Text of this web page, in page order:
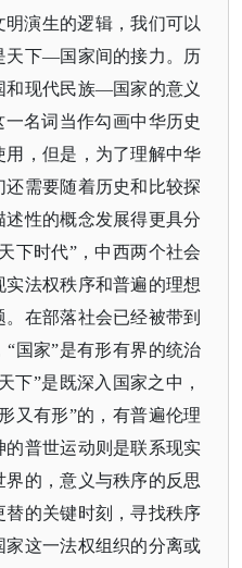
演生的逻辑，我们可以
天下—国家间的接力。历
和现代民族—国家的意义
名词当作勾画中华历史
，但是，为了理解中华
需要随着历史和比较探
性的概念发展得更具分
下时代”，中西两个社会
法权秩序和普遍的理想
在部落社会已经被带到
国家”是有形有界的统治
下”是既深入国家之中，
又有形”的，有普遍伦理
普世运动则是联系现实
的，意义与秩序的反思
的关键时刻，寻找秩序
这一法权组织的分离或